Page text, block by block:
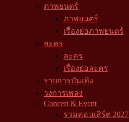
ภาพยนตร์
ภาพยนตร์
เรื่องย่อภาพยนตร์
ละคร
ละคร
เรื่องย่อละคร
รายการบันเทิง
วงการเพลง
Concert & Event
รวมคอนเสิร์ต 2027